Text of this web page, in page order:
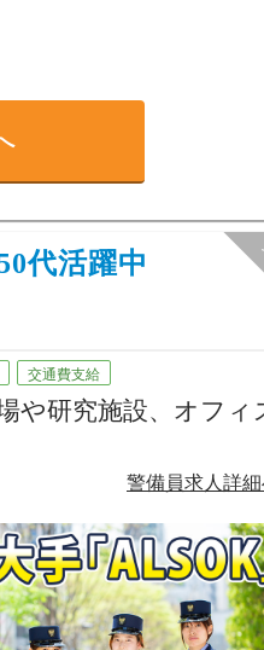
代活躍中
交通費支給
や研究施設、オフィ
サービスの提供で依
という方もぜひご応
警備員求人詳